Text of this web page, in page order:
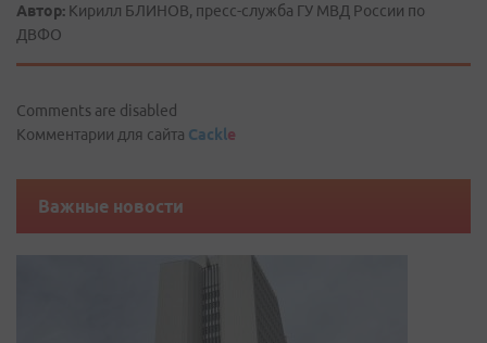
Автор: Кирилл БЛИНОВ, пресс-служба ГУ МВД России по
ДВФО
Comments are disabled
Комментарии для сайта Cackle
Важные новости